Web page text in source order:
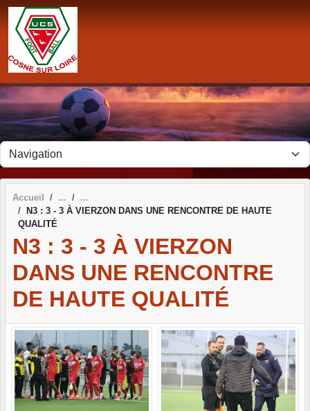
Accueil
N3 : 3 - 3 À VIERZON DANS UNE RENCONTRE DE HAUTE
QUALITÉ
N3 : 3 - 3 À VIERZON
DANS UNE RENCONTRE
DE HAUTE QUALITÉ
Panneau de gestion des cookies